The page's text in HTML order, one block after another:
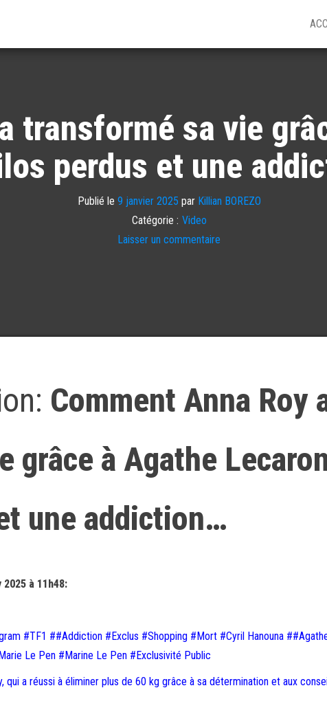
transformé sa vie
perdus et une
Publié le 9 janvier 2025 par Killian BOREZO
Catégorie : Video
Laisser un commentaire
Comment Anna Roy
grâce à Agathe
une addiction…
à 11h48:
#TF1 ##Addiction #Exclus #Shopping #Mort #Cyril Hanouna
Le Pen #Marine Le Pen #Exclusivité Public
qui a réussi à éliminer plus de 60 kg grâce à sa détermination et aux